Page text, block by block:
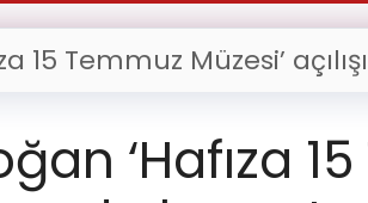
15 Temmuz Müzesi’
‘Hafıza